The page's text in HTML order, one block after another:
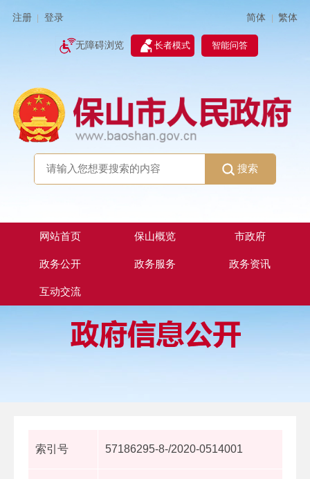
注册 登录 简体 | 繁体
无障碍浏览 长者模式 智能问答
搜索
网站首页 保山概览 市政府
政务公开 政务服务 政务资讯
互动交流
索引号 57186295-8-/2020-0514001